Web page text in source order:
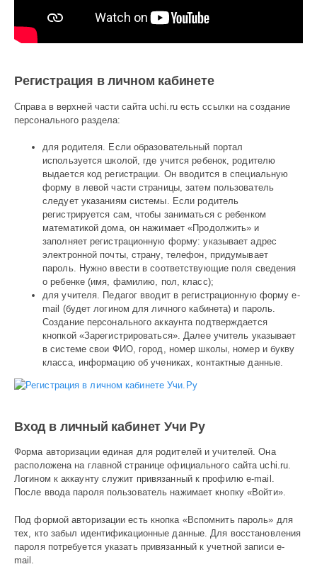
Регистрация в личном кабинете
Справа в верхней части сайта uchi.ru есть ссылки на создание
персонального раздела:
для родителя. Если образовательный портал
используется школой, где учится ребенок, родителю
выдается код регистрации. Он вводится в специальную
форму в левой части страницы, затем пользователь
следует указаниям системы. Если родитель
регистрируется сам, чтобы заниматься с ребенком
математикой дома, он нажимает «Продолжить» и
заполняет регистрационную форму: указывает адрес
электронной почты, страну, телефон, придумывает
пароль. Нужно ввести в соответствующие поля сведения
о ребенке (имя, фамилию, пол, класс);
для учителя. Педагог вводит в регистрационную форму e-
mail (будет логином для личного кабинета) и пароль.
Создание персонального аккаунта подтверждается
кнопкой «Зарегистрироваться». Далее учитель указывает
в системе свои ФИО, город, номер школы, номер и букву
класса, информацию об учениках, контактные данные.
Вход в личный кабинет Учи Ру
Форма авторизации единая для родителей и учителей. Она
расположена на главной странице официального сайта uchi.ru.
Логином к аккаунту служит привязанный к профилю e-mail.
После ввода пароля пользователь нажимает кнопку «Войти».
Под формой авторизации есть кнопка «Вспомнить пароль» для
тех, кто забыл идентификационные данные. Для восстановления
пароля потребуется указать привязанный к учетной записи e-
mail.